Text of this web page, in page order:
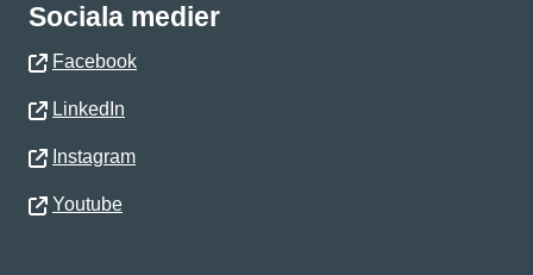
Sociala medier
Facebook
LinkedIn
Instagram
Youtube